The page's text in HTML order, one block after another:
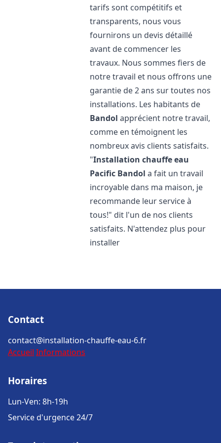
tarifs sont compétitifs et
transparents, nous vous
fournirons un devis détaillé
avant de commencer les
travaux. Nous sommes fiers de
notre travail et nous offrons une
garantie de 2 ans sur toutes nos
installations. Les habitants de
Bandol apprécient notre travail,
comme en témoignent les
nombreux avis clients satisfaits.
"Installation chauffe eau
Pacific Bandol a fait un travail
incroyable dans ma maison, je
recommande leur service à
tous!" dit l'un de nos clients
satisfaits. N'attendez plus pour
installer
Contact
contact@installation-chauffe-eau-6.fr
Accueil Informations
Horaires
Lun-Ven: 8h-19h
Service d'urgence 24/7